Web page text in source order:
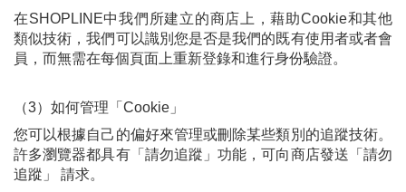
在SHOPLINE中我們所建立的商店上，藉助Cookie和其他
類似技術，我們可以識別您是否是我們的既有使用者或者會
員，而無需在每個頁面上重新登錄和進行身份驗證。
（3）如何管理「Cookie」
您可以根據自己的偏好來管理或刪除某些類別的追蹤技術。
許多瀏覽器都具有「請勿追蹤」功能，可向商店發送「請勿
追蹤」 請求。